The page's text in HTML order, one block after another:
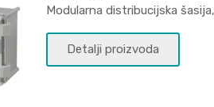
Modularna distribucijska
Detalji proizvoda